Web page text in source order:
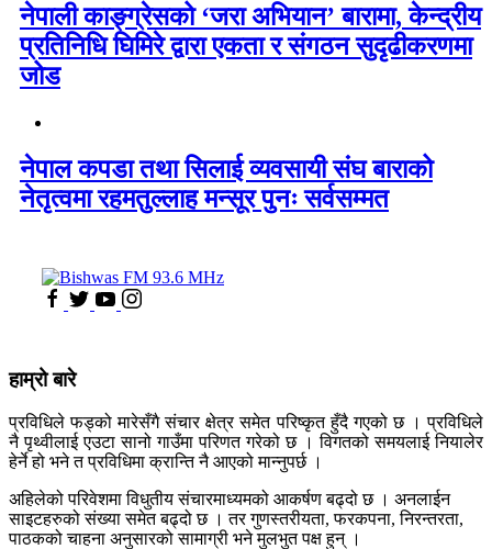
नेपाली काङ्ग्रेसको ‘जरा अभियान’ बारामा, केन्द्रीय
प्रतिनिधि घिमिरे द्वारा एकता र संगठन सुदृढीकरणमा
जोड
नेपाल कपडा तथा सिलाई व्यवसायी संघ बाराको
नेतृत्वमा रहमतुल्लाह मन्सूर पुनः सर्वसम्मत
हाम्रो बारे
प्रविधिले फड्को मारेसँगै संचार क्षेत्र समेत परिष्कृत हुँदै गएको छ । प्रविधिले
नै पृथ्वीलाई एउटा सानो गाउँमा परिणत गरेको छ । विगतको समयलाई नियालेर
हेर्ने हो भने त प्रविधिमा क्रान्ति नै आएको मान्नुपर्छ ।
अहिलेको परिवेशमा विधुतीय संचारमाध्यमको आकर्षण बढ्दो छ । अनलाईन
साइटहरुको संख्या समेत बढ्दो छ । तर गुणस्तरीयता, फरकपना, निरन्तरता,
पाठकको चाहना अनुसारको सामाग्री भने मुलभुत पक्ष हुन् ।